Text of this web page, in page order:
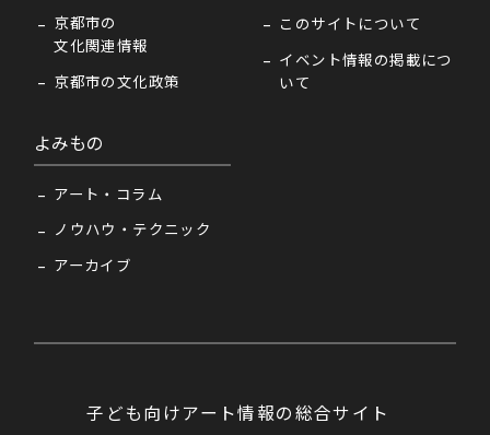
京都市の
文化関連情報
京都市の文化政策
よみもの
アート・コラム
ノウハウ・テクニック
アーカイブ
このサイトについて
イベント情報の掲載につ
いて
子ども向けアート情報の総合サイト